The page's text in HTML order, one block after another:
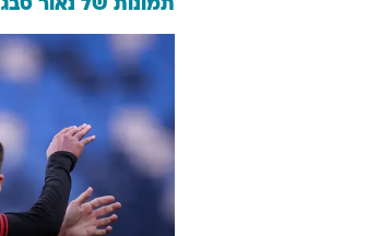
תמונות של נאור סבג